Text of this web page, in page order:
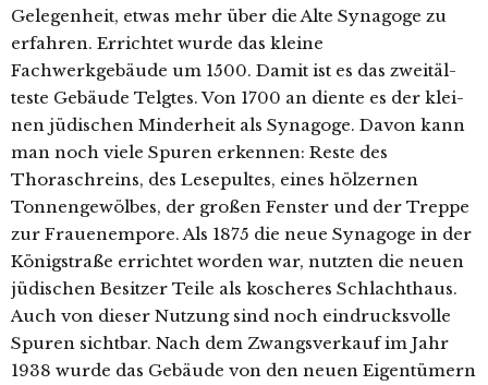
Gelegenheit, etwas mehr über die Alte Synagoge zu
erfah­ren. Errichtet wur­de das klei­ne
Fachwerkgebäude um 1500. Damit ist es das zweit­äl­
tes­te Gebäude Telgtes. Von 1700 an dien­te es der klei­
nen jüdi­schen Minderheit als Synagoge. Davon kann
man noch vie­le Spuren erken­nen: Reste des
Thoraschreins, des Lesepultes, eines höl­zer­nen
Tonnengewölbes, der gro­ßen Fenster und der Treppe
zur Frauenempore. Als 1875 die neue Synagoge in der
Königstraße errich­tet wor­den war, nutz­ten die neu­en
jüdi­schen Besitzer Teile als kosche­res Schlachthaus.
Auch von die­ser Nutzung sind noch ein­drucks­vol­le
Spuren sicht­bar. Nach dem Zwangsverkauf im Jahr
1938 wur­de das Gebäude von den neu­en Eigentümern